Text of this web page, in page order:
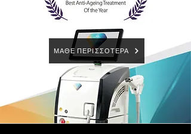
ΜΑΘΕ ΠΕΡΙΣΣΟΤΕΡΑ